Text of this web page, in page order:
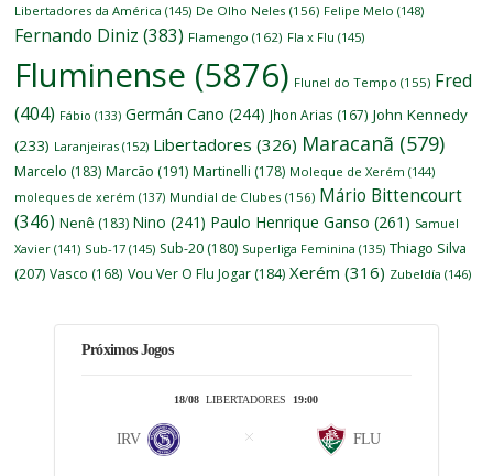
Libertadores da América (145) De Olho Neles (156) Felipe Melo (148)
Fernando Diniz (383) Flamengo (162) Fla x Flu (145)
Fluminense (5876) Flunel do Tempo (155) Fred
(404) Fábio (133) Germán Cano (244) Jhon Arias (167) John Kennedy
(233) Laranjeiras (152) Libertadores (326) Maracanã (579)
Marcelo (183) Marcão (191) Martinelli (178) Moleque de Xerém (144)
moleques de xerém (137) Mundial de Clubes (156) Mário Bittencourt
(346) Nenê (183) Nino (241) Paulo Henrique Ganso (261) Samuel
Xavier (141) Sub-17 (145) Sub-20 (180) Superliga Feminina (135) Thiago Silva
(207) Vasco (168) Vou Ver O Flu Jogar (184) Xerém (316) Zubeldía (146)
Próximos Jogos
18/08 LIBERTADORES 19:00
IRV FLU